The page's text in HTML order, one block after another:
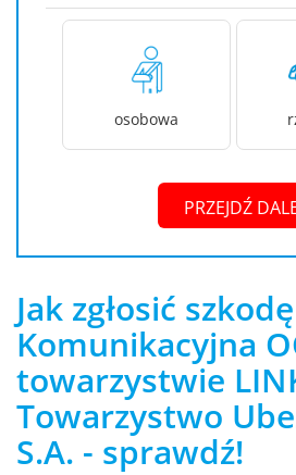
osobowa
PRZEJDŹ
Jak zgłosić szkodę
Komunikacyjna
towarzystwie
Towarzystwo
S.A. - sprawdź!